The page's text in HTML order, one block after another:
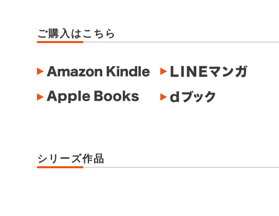
ご購入はこちら
シリーズ作品